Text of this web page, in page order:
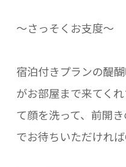
～さっそくお支度～
宿泊付きプランの醍
がお部屋まで来てく
て顔を洗って、前開
でお待ちいただけれ